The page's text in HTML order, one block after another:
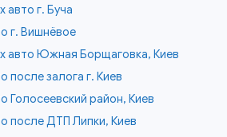
авто г. Буча
г. Вишнёвое
авто Южная Борщаговка, Киев
после залога г. Киев
Голосеевский район, Киев
после ДТП Липки, Киев